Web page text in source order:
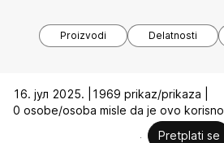
Proizvodi Delatnosti
16. јул 2025. |
1969 prikaz/prikaza |
0 osobe/osoba misle da je ovo korisno
Pretplati se